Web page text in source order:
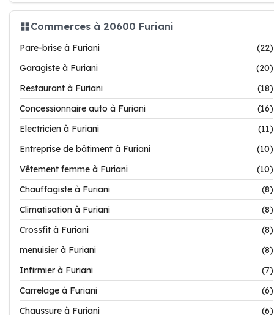
Commerces à 20600 Furiani
Pare-brise à Furiani
(22)
Garagiste à Furiani
(20)
Restaurant à Furiani
(18)
Concessionnaire auto à Furiani
(16)
Electricien à Furiani
(11)
Entreprise de bâtiment à Furiani
(10)
Vêtement femme à Furiani
(10)
Chauffagiste à Furiani
(8)
Climatisation à Furiani
(8)
Crossfit à Furiani
(8)
menuisier à Furiani
(8)
Infirmier à Furiani
(7)
Carrelage à Furiani
(6)
Chaussure à Furiani
(6)